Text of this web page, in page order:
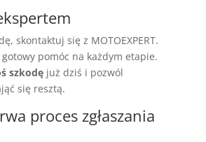
skontaktuj się z MOTOEXPERT.
gotowy pomóc na każdym etapie.
szkodęjuż dziś i pozwól
się resztą.
proces zgłaszania